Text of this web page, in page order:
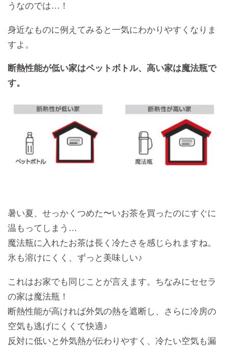
うなのでは…！
身近なものに例えてみると一気にわかりやすくなりま
すよ。
断熱性能が低い家はペットボトル、高い家は魔法瓶で
す。
暑い夏、せっかくつめた〜いお茶を買ったのにすぐに
温もってしまう…
魔法瓶に入れたお茶は長く冷たさを感じられますね。
氷も溶けにくく、ずっと美味しい♪
これはお家でも同じことが言えます。ちなみにセセラ
の家は魔法瓶！
断熱性能が高ければ外気の熱を遮断し、さらに冷房の
空気も逃げにくくて快適♪
反対に低いと外気熱が伝わりやすく、冷たい空気も漏